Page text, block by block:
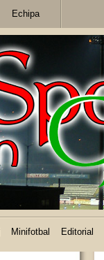
Echipa
Minifotbal Editorial